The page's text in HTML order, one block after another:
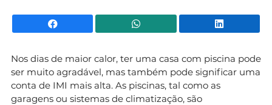
Facebook WhatsApp
Nos dias de maior calor, ter uma casa com piscina pode
ser muito agradável, mas também pode significar uma
conta de IMI mais alta. As piscinas, tal como as
garagens ou sistemas de climatização, são